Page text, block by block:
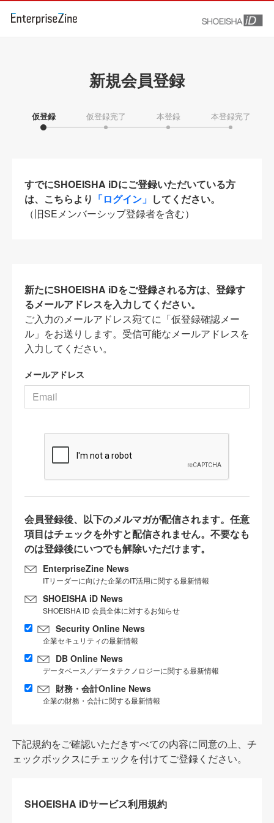
新規会員登録
仮登録 仮登録完了 本登録 本登録完了
すでにSHOEISHA iDにご登録いただいている方
は、こちらより 「ログイン」 してください。
（旧SEメンバーシップ登録者を含む）
新たにSHOEISHA iDをご登録される方は、登録す
るメールアドレスを入力してください。
ご入力のメールアドレス宛てに「仮登録確認メー
ル」をお送りします。受信可能なメールアドレスを
入力してください。
メールアドレス
会員登録後、以下のメルマガが配信されます。任意
項目はチェックを外すと配信されません。不要なも
のは登録後にいつでも解除いただけます。
EnterpriseZine News
ITリーダーに向けた企業のIT活用に関する最新情報
SHOEISHA iD News
SHOEISHA iD 会員全体に対するお知らせ
Security Online News
企業セキュリティの最新情報
DB Online News
データベース／データテクノロジーに関する最新情報
財務・会計Online News
企業の財務・会計に関する最新情報
下記規約をご確認いただきすべての内容に同意の上、チ
ェックボックスにチェックを付けてご登録ください。
SHOEISHA iDサービス利用規約